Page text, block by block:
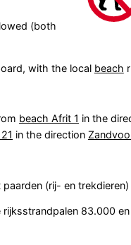
(both
with the local beach
beach Afrit 1 in the
in the direction
(rij- en
83.000